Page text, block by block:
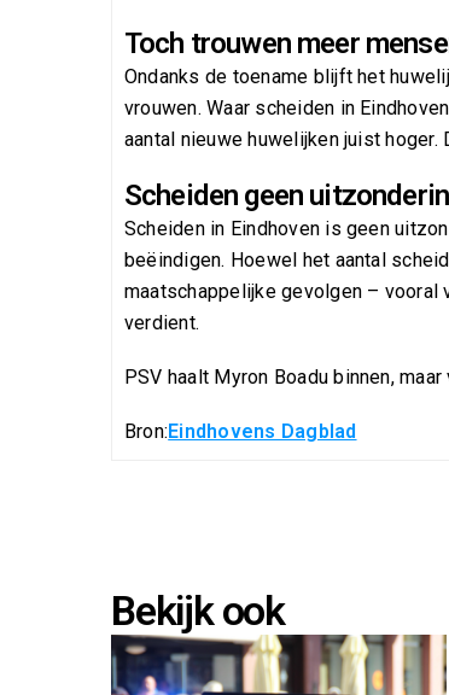
Toch trouwen meer
Ondanks de toename blijft het
vrouwen. Waar scheiden in
aantal nieuwe huwelijken juist
Scheiden geen
Scheiden in Eindhoven is geen
beëindigen. Hoewel het aantal
maatschappelijke gevolgen – vooral
verdient.
PSV haalt Myron Boadu binnen,
Bron: Eindhovens Dagblad
Bekijk ook